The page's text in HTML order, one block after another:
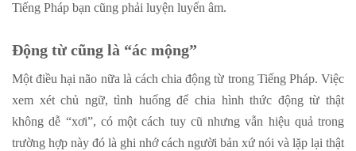
Tiếng Pháp bạn cũng phải luyện luyến âm.
Động từ cũng là “ác mộng”
Một điều hại não nữa là cách chia động từ trong Tiếng Pháp. Việc
xem xét chủ ngữ, tình huống để chia hình thức động từ thật
không dễ “xơi”, có một cách tuy cũ nhưng vẫn hiệu quả trong
trường hợp này đó là ghi nhớ cách người bản xứ nói và lặp lại thật